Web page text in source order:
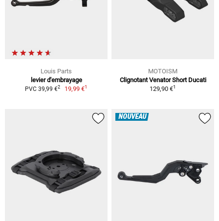
Louis Parts
levier d'embrayage
PVC 39,99 €2 19,99 €1
MOTOISM
Clignotant Venator Short Ducati
129,90 €1
NOUVEAU